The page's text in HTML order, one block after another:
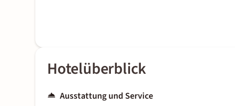
Hotelüberblick
Ausstattung und Service